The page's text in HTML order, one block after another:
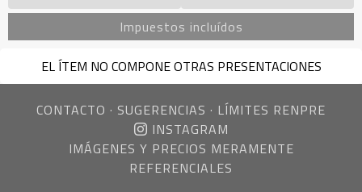
Impuestos incluídos
EL ÍTEM NO COMPONE OTRAS PRESENTACIONES
CONTACTO · SUGERENCIAS · LÍMITES RENPRE
INSTAGRAM
IMÁGENES Y PRECIOS MERAMENTE
REFERENCIALES